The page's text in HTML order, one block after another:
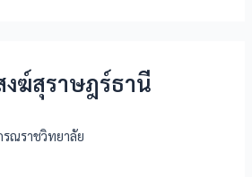
ฆ์สุราษฎร์ธานี
ณราชวิทยาลัย